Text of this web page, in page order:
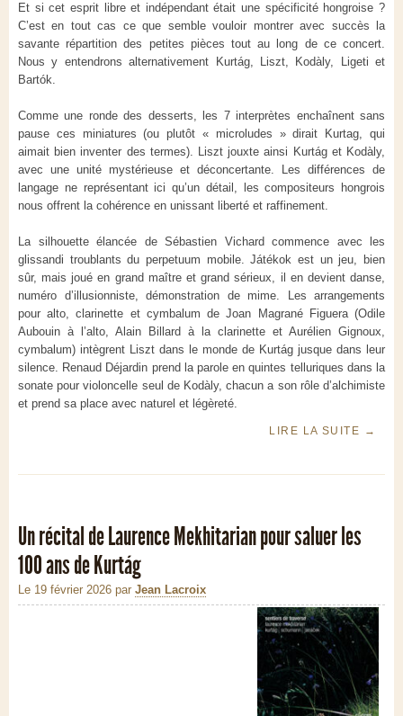
Et si cet esprit libre et indépendant était une spécificité hongroise ?
C’est en tout cas ce que semble vouloir montrer avec succès la
savante répartition des petites pièces tout au long de ce concert.
Nous y entendrons alternativement Kurtág, Liszt, Kodàly, Ligeti et
Bartók.
Comme une ronde des desserts, les 7 interprètes enchaînent sans
pause ces miniatures (ou plutôt « microludes » dirait Kurtag, qui
aimait bien inventer des termes). Liszt jouxte ainsi Kurtág et Kodàly,
avec une unité mystérieuse et déconcertante. Les différences de
langage ne représentant ici qu’un détail, les compositeurs hongrois
nous offrent la cohérence en unissant liberté et raffinement.
La silhouette élancée de Sébastien Vichard commence avec les
glissandi troublants du perpetuum mobile. Játékok est un jeu, bien
sûr, mais joué en grand maître et grand sérieux, il en devient danse,
numéro d’illusionniste, démonstration de mime. Les arrangements
pour alto, clarinette et cymbalum de Joan Magrané Figuera (Odile
Aubouin à l’alto, Alain Billard à la clarinette et Aurélien Gignoux,
cymbalum) intègrent Liszt dans le monde de Kurtág jusque dans leur
silence. Renaud Déjardin prend la parole en quintes telluriques dans la
sonate pour violoncelle seul de Kodàly, chacun a son rôle d’alchimiste
et prend sa place avec naturel et légèreté.
LIRE LA SUITE →
Un récital de Laurence Mekhitarian pour saluer les
100 ans de Kurtág
Le 19 février 2026 par Jean Lacroix